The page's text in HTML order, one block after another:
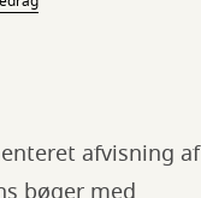
afvisning af